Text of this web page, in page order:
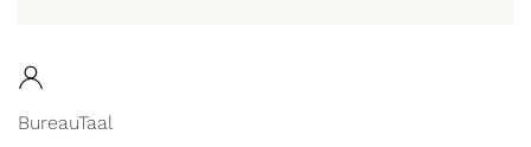
BureauTaal